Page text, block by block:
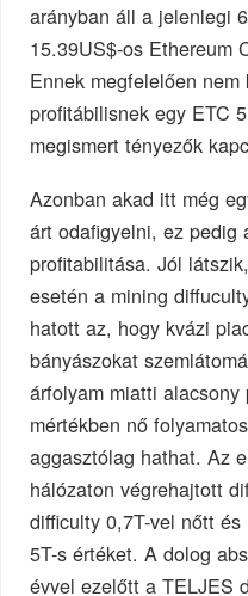
arányban áll a jelenlegi
15.39US$-os Ethereum
Ennek megfelelően
profitábilisnek egy ETC
megismert tényezők
Azonban akad itt még
árt odafigyelni, ez pedig
profitabilitása. Jól
esetén a mining
hatott az, hogy kvázi
bányászokat
árfolyam miatti
mértékben nő
aggasztólag hathat. Az
hálózaton végrehajtott
difficulty 0,7T-vel nőtt
5T-s értéket. A dolog
évvel ezelőtt a TELJES